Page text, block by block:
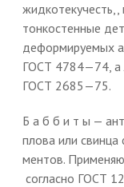
тонкостенные
деформируемых
ГОСТ 4784—74, а
ГОСТ 2685—75.
Б а б б и т ы —
плова или свинца
ментов.
согласно ГОСТ